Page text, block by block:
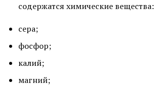
содержатся химические вещества:
сера;
фосфор;
калий;
магний;